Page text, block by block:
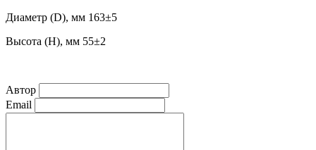
Диаметр (D), мм 163±5
Высота (H), мм 55±2
Автор
Email